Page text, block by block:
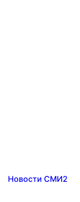
Новости СМИ2